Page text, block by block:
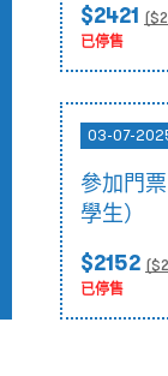
$2421 ($
已停售
03-07-
參加門
學生）
$2152 ($
已停售